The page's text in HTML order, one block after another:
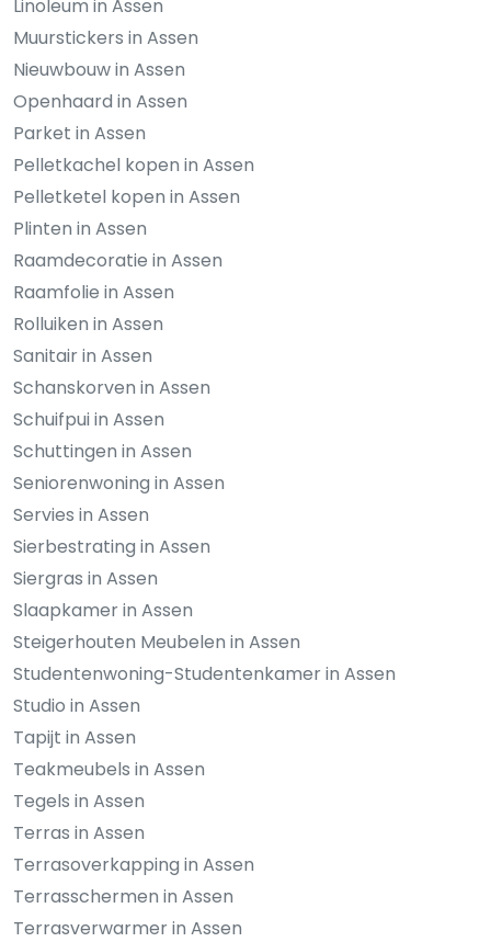
Linoleum in Assen
Muurstickers in Assen
Nieuwbouw in Assen
Openhaard in Assen
Parket in Assen
Pelletkachel kopen in Assen
Pelletketel kopen in Assen
Plinten in Assen
Raamdecoratie in Assen
Raamfolie in Assen
Rolluiken in Assen
Sanitair in Assen
Schanskorven in Assen
Schuifpui in Assen
Schuttingen in Assen
Seniorenwoning in Assen
Servies in Assen
Sierbestrating in Assen
Siergras in Assen
Slaapkamer in Assen
Steigerhouten Meubelen in Assen
Studentenwoning-Studentenkamer in Assen
Studio in Assen
Tapijt in Assen
Teakmeubels in Assen
Tegels in Assen
Terras in Assen
Terrasoverkapping in Assen
Terrasschermen in Assen
Terrasverwarmer in Assen